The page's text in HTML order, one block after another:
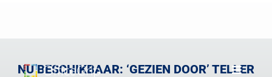
NU BESCHIKBAAR: ‘GEZIEN DOOR’ TELLER